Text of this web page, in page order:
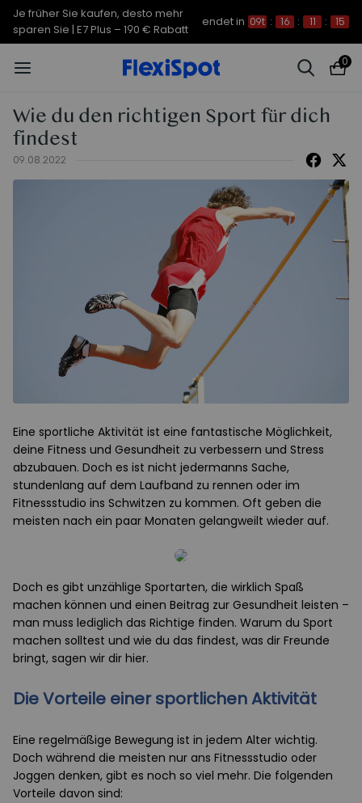
Je früher Sie kaufen, desto mehr
sparen Sie | C7 Morpher – 290 €
endet in 09t : 16 : 11 : 14
0
Wie du den richtigen Sport für dich
findest
09.08.2022
Eine sportliche Aktivität ist eine fantastische Möglichkeit,
deine Fitness und Gesundheit zu verbessern und Stress
abzubauen. Doch es ist nicht jedermanns Sache,
stundenlang auf dem Laufband zu rennen oder im
Fitnessstudio ins Schwitzen zu kommen. Oft geben die
meisten nach ein paar Monaten gelangweilt wieder auf.
Doch es gibt unzählige Sportarten, die wirklich Spaß
machen können und einen Beitrag zur Gesundheit leisten –
man muss lediglich das Richtige finden. Warum du Sport
machen solltest und wie du das findest, was dir Freunde
bringt, sagen wir dir hier.
Die Vorteile einer sportlichen Aktivität
Eine regelmäßige Bewegung ist in jedem Alter wichtig.
Doch während die meisten nur ans Fitnessstudio oder
Joggen denken, gibt es noch so viel mehr. Die folgenden
Vorteile davon sind: